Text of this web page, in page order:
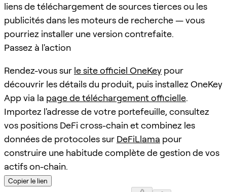
liens de téléchargement de sources tierces ou les
publicités dans les moteurs de recherche — vous
pourriez installer une version contrefaite.
Passez à l'action
Rendez-vous sur le site officiel OneKey pour
découvrir les détails du produit, puis installez OneKey
App via la page de téléchargement officielle.
Importez l'adresse de votre portefeuille, consultez
vos positions DeFi cross-chain et combinez les
données de protocoles sur DeFiLlama pour
construire une habitude complète de gestion de vos
actifs on-chain.
Copier le lien